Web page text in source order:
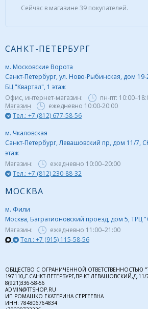
Сейчас в магазине 39 покупателей.
САНКТ-ПЕТЕРБУРГ
м. Московские Ворота
Санкт-Петербург, ул. Ново-Рыбинская, дом 19-
БЦ "Квартал", 1 этаж
Офис, интернет-магазин:
пн-пт:
Магазин
ежедневно 10:00-20:00
Тел.: +7 (812) 677-58-56
м. Чкаловская
Санкт-Петербург, Левашовский пр, дом 11/7,
этаж
Магазин:
ежедневно 10:00–20:00
Тел.: +7 (812) 230-88-32
МОСКВА
м. Фили
Москва, Багратионовский проезд, дом 5, ТРЦ
Магазин:
ежедневно 11:00–21:00
Тел.: +7 (915) 115-58-56
ОБЩЕСТВО С ОГРАНИЧЕННОЙ ОТВЕТСТВЕННОСТЬЮ
197110,Г.САНКТ-ПЕТЕРБУРГ,ПР-КТ ЛЕВАШОВСКИЙ,Д.11/
8(921)336-58-56
ADMIN@TTSHOP.RU
ИП РОМАШКО ЕКАТЕРИНА СЕРГЕЕВНА
ИНН: 784806764834